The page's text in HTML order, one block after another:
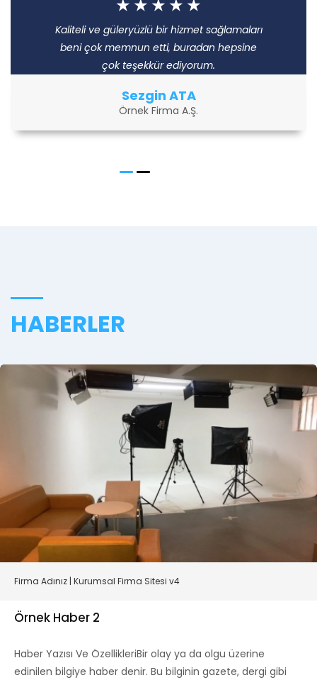
5 4 3 2
Kaliteli ve güleryüzlü bir hizmet sağlamaları
beni çok memnun etti, buradan hepsine
çok teşekkür ediyorum.
Sezgin ATA
Örnek Firma A.Ş.
HABERLER
Firma Adınız | Kurumsal Firma Sitesi v4
Örnek Haber 3
Haber Yazısı Ve ÖzellikleriBir olay ya da olgu üzerine
edinilen bilgiye haber denir. Bu bilginin gazete, dergi